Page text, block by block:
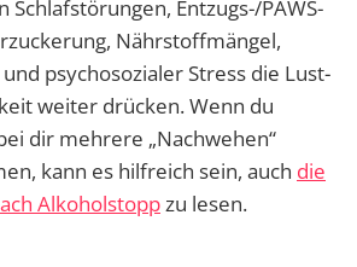
Schlafstörungen, Entzugs-/PAWS-
Nährstoffmängel,
psychosozialer Stress die Lust-
weiter drücken. Wenn du
dir mehrere „Nachwehen“
kann es hilfreich sein, auch die
Alkoholstoppzu lesen.